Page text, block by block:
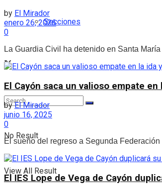
Secciones
No Result
View All Result
by El Mirador
enero 26, 2026
0
La Guardia Civil ha detenido en Santa
El Cayón saca un valioso empate
by El Mirador
junio 16, 2025
0
El sueño del regreso a Segunda
El IES Lope de Vega de Cayón